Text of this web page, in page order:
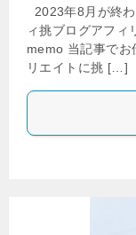
2023年8月が終
ィ挑ブログアフィ
memo 当記事でお
リエイトに挑 […]